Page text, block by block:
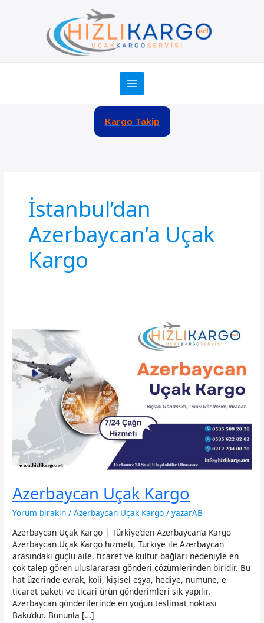
Kargo Takip
İstanbul’dan
Azerbaycan’a Uçak
Kargo
Azerbaycan Uçak Kargo
Yorum bırakın /Azerbaycan Uçak Kargo /yazarAB
Azerbaycan Uçak Kargo | Türkiye’den Azerbaycan’a Kargo
Azerbaycan Uçak Kargo hizmeti, Türkiye ile Azerbaycan
arasındaki güçlü aile, ticaret ve kültür bağları nedeniyle en
çok talep gören uluslararası gönderi çözümlerinden biridir. Bu
hat üzerinde evrak, koli, kişisel eşya, hediye, numune, e-
ticaret paketi ve ticari ürün gönderimleri sık yapılır.
Azerbaycan gönderilerinde en yoğun teslimat noktası
Bakü’dür. Bununla […]